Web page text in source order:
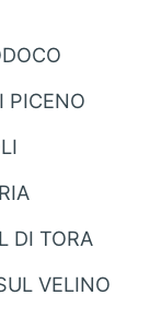
PICENO
DI TORA
VELINO